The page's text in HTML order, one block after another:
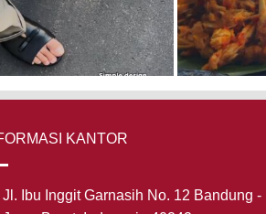
KANTOR
Jl. Ibu Inggit Garnasih No. 12 Bandung -